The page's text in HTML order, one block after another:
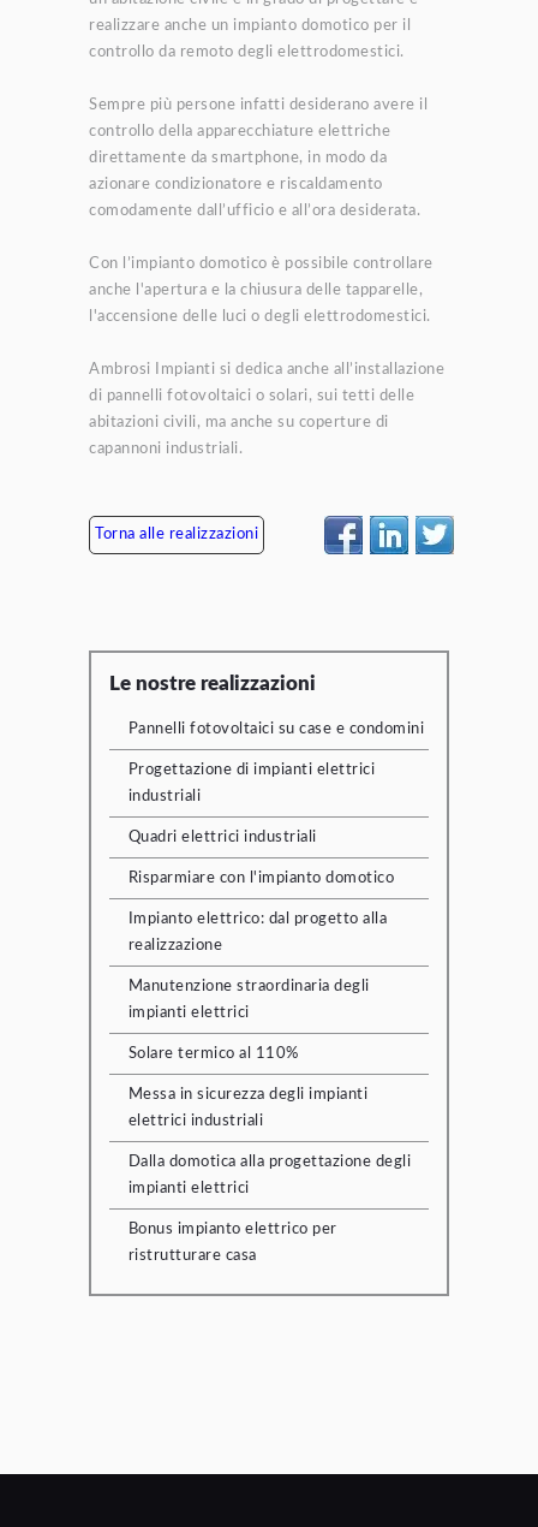
realizzare anche un impianto domotico per il
controllo da remoto degli elettrodomestici.
Sempre più persone infatti desiderano avere il
controllo della apparecchiature elettriche
direttamente da smartphone, in modo da
azionare condizionatore e riscaldamento
comodamente dall’ufficio e all’ora desiderata.
Con l’impianto domotico è possibile controllare
anche l'apertura e la chiusura delle tapparelle,
l'accensione delle luci o degli elettrodomestici.
Ambrosi Impianti si dedica anche all’installazione
di pannelli fotovoltaici o solari, sui tetti delle
abitazioni civili, ma anche su coperture di
capannoni industriali.
Torna alle realizzazioni
Le nostre realizzazioni
Pannelli fotovoltaici su case e condomini
Progettazione di impianti elettrici
industriali
Quadri elettrici industriali
Risparmiare con l'impianto domotico
Impianto elettrico: dal progetto alla
realizzazione
Manutenzione straordinaria degli
impianti elettrici
Solare termico al 110%
Messa in sicurezza degli impianti
elettrici industriali
Dalla domotica alla progettazione degli
impianti elettrici
Bonus impianto elettrico per
ristrutturare casa